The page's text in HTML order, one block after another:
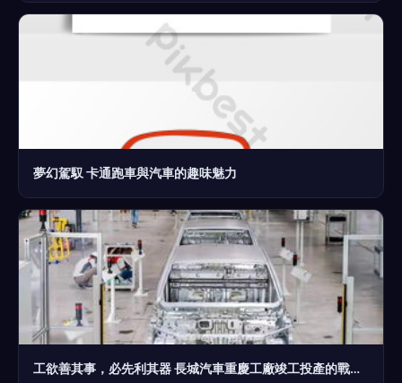
夢幻駕馭 卡通跑車與汽車的趣味魅力
工欲善其事，必先利其器 長城汽車重慶工廠竣工投產的戰略意義